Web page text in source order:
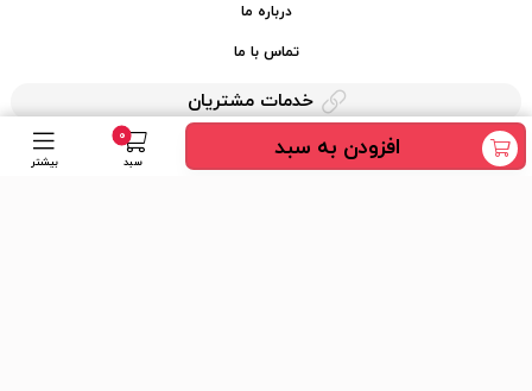
افزودن به سبد 0
سبد بیشتر
درباره ما
تماس با ما
خدمات مشتریان
حریم خصوصی